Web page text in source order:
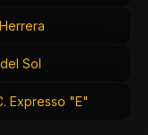
Sol
Expresso "E"